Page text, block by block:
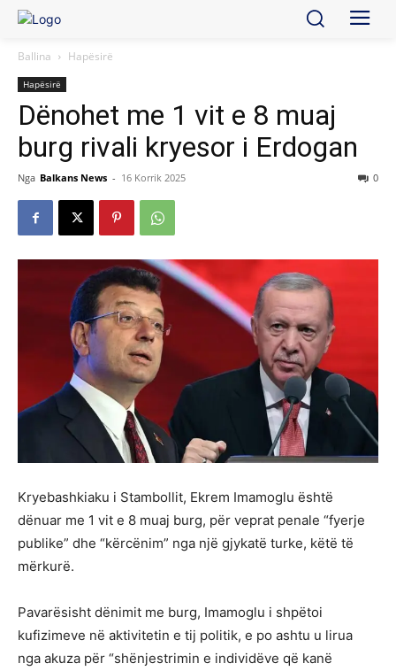
Ballina Hapësirë
Hapësirë
Dënohet me 1 vit e 8 muaj
burg rivali kryesor i Erdogan
Nga Balkans News - 16 Korrik 2025 0
Kryebashkiaku i Stambollit, Ekrem Imamoglu është
dënuar me 1 vit e 8 muaj burg, për veprat penale “fyerje
publike” dhe “kërcënim” nga një gjykatë turke, këtë të
mërkurë.
Pavarësisht dënimit me burg, Imamoglu i shpëtoi
kufizimeve në aktivitetin e tij politik, e po ashtu u lirua
nga akuza për “shënjestrimin e individëve që kanë